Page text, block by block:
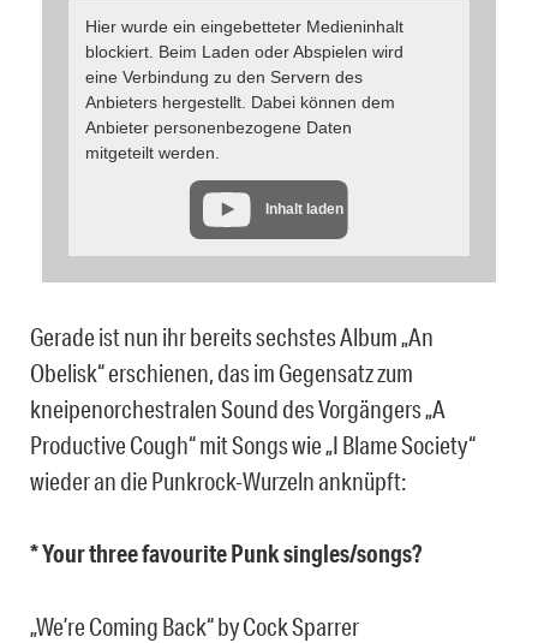
Hier wurde ein eingebetteter Medieninhalt
blockiert. Beim Laden oder Abspielen wird
eine Verbindung zu den Servern des
Anbieters hergestellt. Dabei können dem
Anbieter personenbezogene Daten
mitgeteilt werden.
Inhalt laden
Gerade ist nun ihr bereits sechstes Album „An
Obelisk“ erschienen, das im Gegensatz zum
kneipenorchestralen Sound des Vorgängers „A
Productive Cough“ mit Songs wie „I Blame Society“
wieder an die Punkrock-Wurzeln anknüpft:
* Your three favourite Punk singles/songs?
„We’re Coming Back“ by Cock Sparrer